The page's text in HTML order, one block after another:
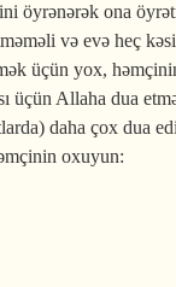
öyrənərək ona
və evə heç
üçün yox,
Allaha dua
daha çox dua
oxuyun: